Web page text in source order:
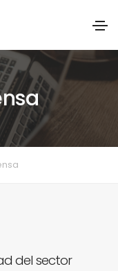
del sector